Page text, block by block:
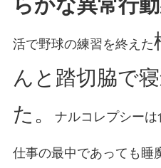
らかな異常行動
活で野球の練習を終えた
んと踏切脇で
た。
ナルコレプシー
仕事の最中であっても睡